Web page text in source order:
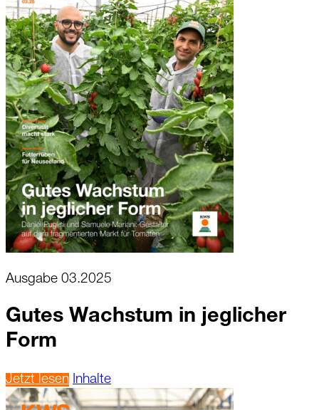
Ausgabe 03.2025
Gutes Wachstum in jeglicher
Form
Jetzt lesen Inhalte